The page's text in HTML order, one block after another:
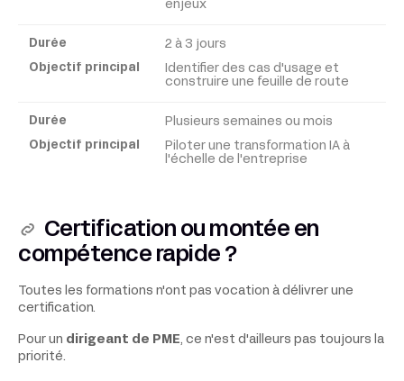
principal
enjeux
2 à 3 jours
Identifier des cas d'usage et
construire une feuille de route
Plusieurs semaines ou mois
Piloter une transformation IA à
l'échelle de l'entreprise
Certification ou montée en
compétence rapide ?
Toutes les formations n'ont pas vocation à délivrer une
certification.
Pour un dirigeant de PME , ce n'est d'ailleurs pas toujours la
priorité.